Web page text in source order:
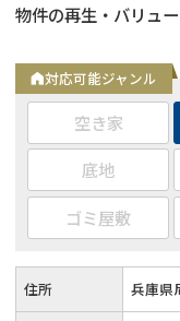
物件の再生・バリュ
産決済対応◆特殊清
ストップサービス◆
対応可能ジャンル
空き家
底地
ゴミ屋敷
住所 兵庫県